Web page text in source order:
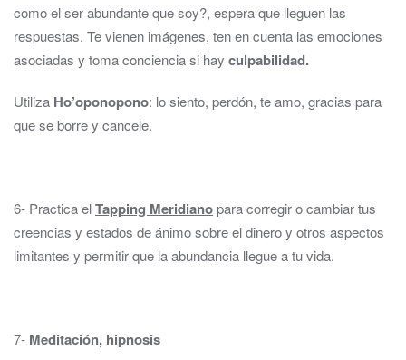
como el ser abundante que soy?, espera que lleguen las
respuestas. Te vienen imágenes, ten en cuenta las emociones
asociadas y toma conciencia si hay culpabilidad.
Utiliza Ho’oponopono: lo siento, perdón, te amo, gracias para
que se borre y cancele.
6- Practica elTapping Meridianopara corregir o cambiar tus
creencias y estados de ánimo sobre el dinero y otros aspectos
limitantes y permitir que la abundancia llegue a tu vida.
7- Meditación, hipnosis